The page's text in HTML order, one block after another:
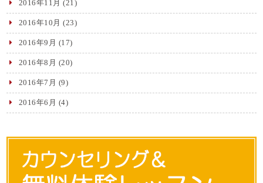
2016年11月 (21)
2016年10月 (23)
2016年9月 (17)
2016年8月 (20)
2016年7月 (9)
2016年6月 (4)